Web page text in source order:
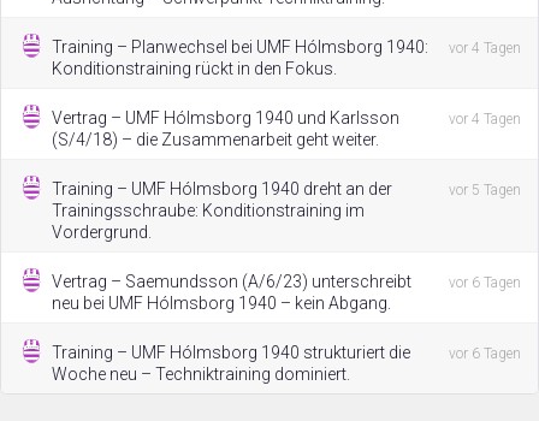
Training – Planwechsel bei UMF Hólmsborg 1940:
Konditionstraining rückt in den Fokus.
vor 4 Tagen
Vertrag – UMF Hólmsborg 1940 und Karlsson
(S/4/18) – die Zusammenarbeit geht weiter.
vor 4 Tagen
Training – UMF Hólmsborg 1940 dreht an der
Trainingsschraube: Konditionstraining im
Vordergrund.
vor 5 Tagen
Vertrag – Saemundsson (A/6/23) unterschreibt
neu bei UMF Hólmsborg 1940 – kein Abgang.
vor 6 Tagen
Training – UMF Hólmsborg 1940 strukturiert die
Woche neu – Techniktraining dominiert.
vor 6 Tagen